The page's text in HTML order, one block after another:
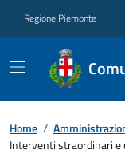
Regione Piemonte
Home /
Interventi straordinari e